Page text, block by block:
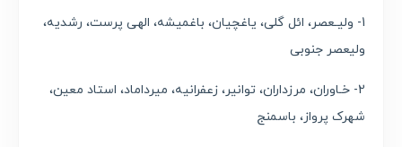
1- ولیـعصر، ائل گلی، یاغچیان، باغمیشه، الهی پرست، رشدیه،
ولیعصر جنوبی
2- خـاوران، مرزداران، توانیر، زعفرانیه، میرداماد، استاد معین،
شهرک پرواز، باسمنج